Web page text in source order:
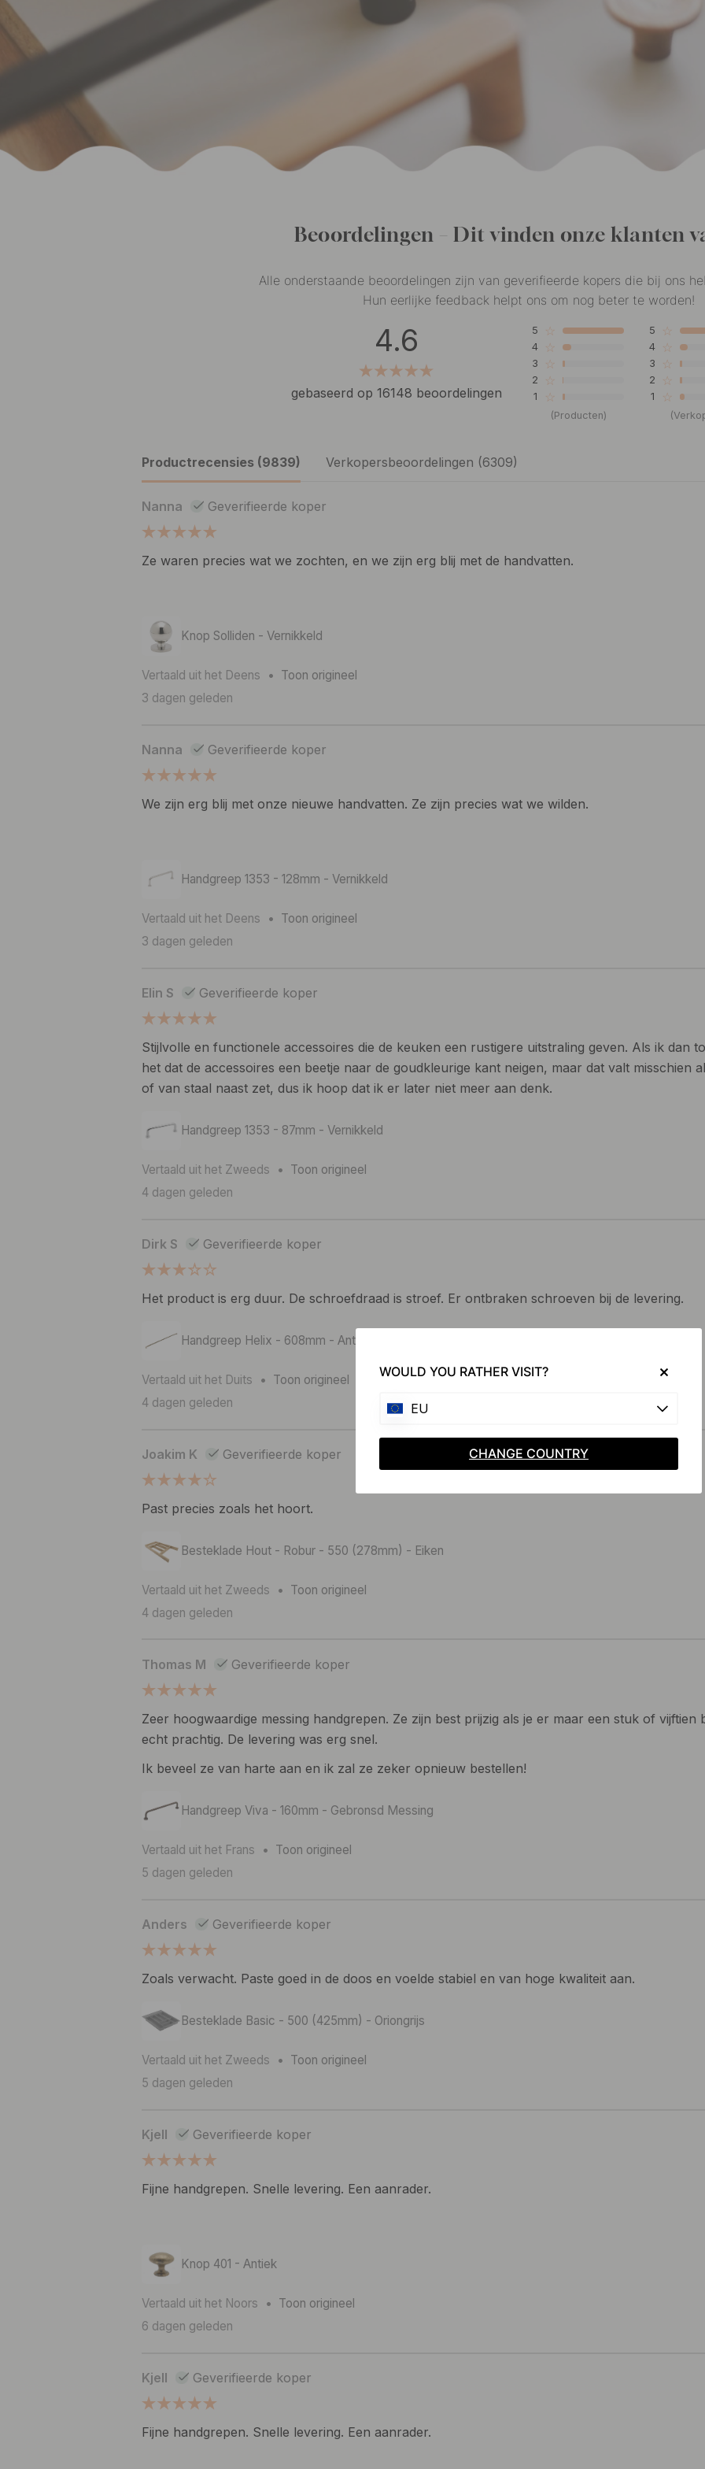
Beoordelingen – Dit vinden onze klanten
Alle onderstaande beoordelingen zijn van geverifieerde kopers die bij ons
Hun eerlijke feedback helpt ons om nog beter te worden!
4.6
gebaseerd op 16148 beoordelingen
5 ☆
4 ☆
3 ☆
2 ☆
1 ☆
(Producten)
5 ☆
4 ☆
3 ☆
2 ☆
1 ☆
Productrecensies (9839) Verkopersbeoordelingen (6309)
Nanna Geverifieerde koper
Ze waren precies wat we zochten, en we zijn erg blij met de handvatten.
Knop Solliden - Vernikkeld
Vertaald uit het Deens • Toon origineel
3 dagen geleden
Nanna Geverifieerde koper
We zijn erg blij met onze nieuwe handvatten. Ze zijn precies wat we wilden.
Handgreep 1353 - 128mm - Vernikkeld
Vertaald uit het Deens • Toon origineel
3 dagen geleden
Elin S Geverifieerde koper
Stijlvolle en functionele accessoires die de keuken een rustigere uitstraling geven. Als ik dan
het dat de accessoires een beetje naar de goudkleurige kant neigen, maar dat valt misschien
of van staal naast zet, dus ik hoop dat ik er later niet meer aan denk.
Handgreep 1353 - 87mm - Vernikkeld
Vertaald uit het Zweeds • Toon origineel
4 dagen geleden
Dirk S Geverifieerde koper
Het product is erg duur. De schroefdraad is stroef. Er ontbraken schroeven bij de levering.
Handgreep Helix - 608mm - Antiek Brons
Vertaald uit het Duits • Toon origineel
4 dagen geleden
Joakim K Geverifieerde koper
Past precies zoals het hoort.
Besteklade Hout - Robur - 550 (278mm) - Eiken
Vertaald uit het Zweeds • Toon origineel
4 dagen geleden
Thomas M Geverifieerde koper
Zeer hoogwaardige messing handgrepen. Ze zijn best prijzig als je er maar een stuk of vijftien
echt prachtig. De levering was erg snel.
Ik beveel ze van harte aan en ik zal ze zeker opnieuw bestellen!
Handgreep Viva - 160mm - Gebronsd Messing
Vertaald uit het Frans • Toon origineel
5 dagen geleden
Anders Geverifieerde koper
Zoals verwacht. Paste goed in de doos en voelde stabiel en van hoge kwaliteit aan.
Besteklade Basic - 500 (425mm) - Oriongrijs
Vertaald uit het Zweeds • Toon origineel
5 dagen geleden
Kjell Geverifieerde koper
Fijne handgrepen. Snelle levering. Een aanrader.
Knop 401 - Antiek
Vertaald uit het Noors • Toon origineel
6 dagen geleden
Kjell Geverifieerde koper
Fijne handgrepen. Snelle levering. Een aanrader.
WOULD YOU RATHER VISIT?
EU
CHANGE COUNTRY